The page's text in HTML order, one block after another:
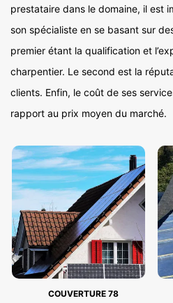
prestataire dans le domaine, il est
son spécialiste en se basant sur
premier étant la qualification et
charpentier. Le second est la
clients. Enfin, le coût de ses
rapport au prix moyen du marché.
COUVERTURE 78